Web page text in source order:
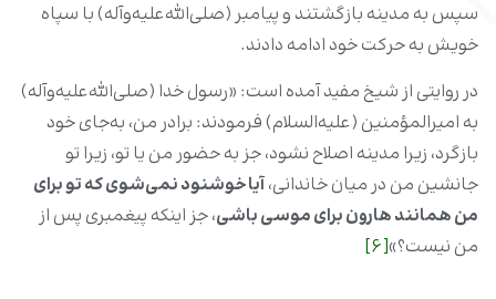
سپس به مدینه بازگشتند و پیامبر (صلی‌الله‌علیه‌وآله) با سپاه
خویش به حرکت خود ادامه دادند.
در روایتی از شیخ مفید آمده است: «رسول خدا (صلی‌الله‌علیه‌وآله)
به امیرالمؤمنین (علیه‌السلام) فرمودند: برادر من، به‌جای خود
بازگرد، زیرا مدینه اصلاح نشود، جز به حضور من یا تو، زیرا تو
جانشین من در میان خاندانی،آیا خوشنود نمی‌شوی که تو برای
من همانند هارون برای موسى باشی، جز اینکه پیغمبرى پس از
من نیست؟»[6]